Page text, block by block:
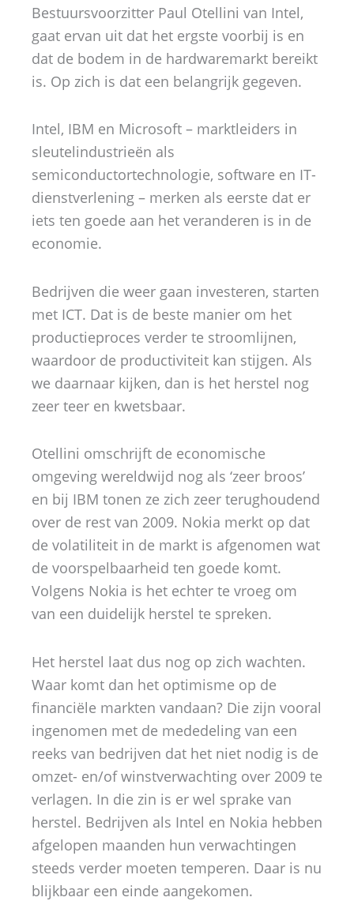
Bestuursvoorzitter Paul Otellini van Intel,
gaat ervan uit dat het ergste voorbij is en
dat de bodem in de hardwaremarkt bereikt
is. Op zich is dat een belangrijk gegeven.
Intel, IBM en Microsoft – marktleiders in
sleutelindustrieën als
semiconductortechnologie, software en IT-
dienstverlening – merken als eerste dat er
iets ten goede aan het veranderen is in de
economie.
Bedrijven die weer gaan investeren, starten
met ICT. Dat is de beste manier om het
productieproces verder te stroomlijnen,
waardoor de productiviteit kan stijgen. Als
we daarnaar kijken, dan is het herstel nog
zeer teer en kwetsbaar.
Otellini omschrijft de economische
omgeving wereldwijd nog als ‘zeer broos’
en bij IBM tonen ze zich zeer terughoudend
over de rest van 2009. Nokia merkt op dat
de volatiliteit in de markt is afgenomen wat
de voorspelbaarheid ten goede komt.
Volgens Nokia is het echter te vroeg om
van een duidelijk herstel te spreken.
Het herstel laat dus nog op zich wachten.
Waar komt dan het optimisme op de
financiële markten vandaan? Die zijn vooral
ingenomen met de mededeling van een
reeks van bedrijven dat het niet nodig is de
omzet- en/of winstverwachting over 2009 te
verlagen. In die zin is er wel sprake van
herstel. Bedrijven als Intel en Nokia hebben
afgelopen maanden hun verwachtingen
steeds verder moeten temperen. Daar is nu
blijkbaar een einde aangekomen.